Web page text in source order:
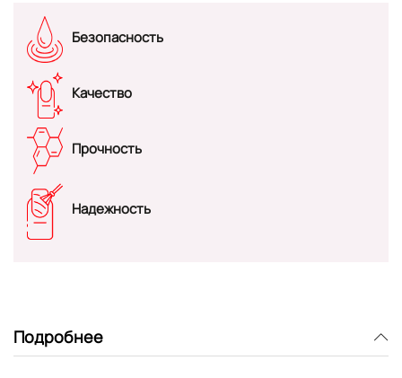
Безопасность
Качество
Прочность
Надежность
Подробнее